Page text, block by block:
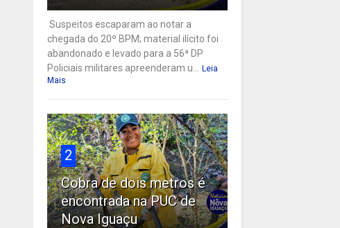
Suspeitos escaparam ao notar a
chegada do 20º BPM; material ilícito foi
abandonado e levado para a 56ª DP
Policiais militares apreenderam u...
Leia
Mais
2
Cobra de dois metros é
encontrada na PUC de
Nova Iguaçu